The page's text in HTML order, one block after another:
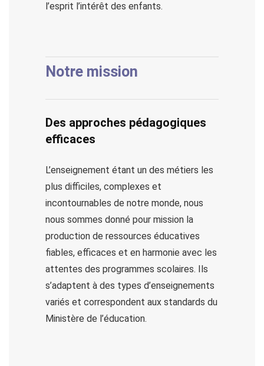
l’esprit l’intérêt des enfants.
Notre mission
Des approches pédagogiques
efficaces
L’enseignement étant un des métiers les
plus difficiles, complexes et
incontournables de notre monde, nous
nous sommes donné pour mission la
production de ressources éducatives
fiables, efficaces et en harmonie avec les
attentes des programmes scolaires. Ils
s’adaptent à des types d’enseignements
variés et correspondent aux standards du
Ministère de l’éducation.